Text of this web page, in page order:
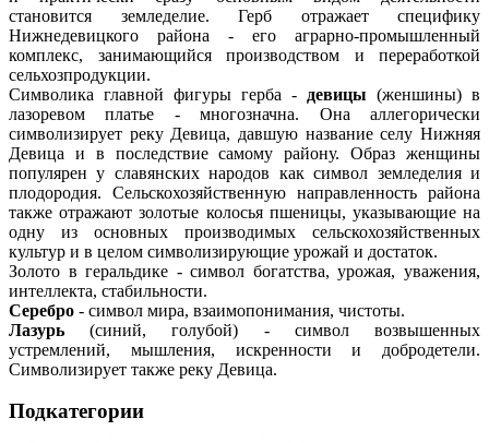
становится земледелие. Герб отражает специфику
Нижнедевицкого района - его аграрно-промышленный
комплекс, занимающийся производством и переработкой
сельхозпродукции.
Символика главной фигуры герба - девицы (женшины) в
лазоревом платье - многозначна. Она аллегорически
символизирует реку Девица, давшую название селу Нижняя
Девица и в последствие самому району. Образ женщины
популярен у славянских народов как символ земледелия и
плодородия. Сельскохозяйственную направленность района
также отражают золотые колосья пшеницы, указывающие на
одну из основных производимых сельскохозяйственных
культур и в целом символизирующие урожай и достаток.
Золото в геральдике - символ богатства, урожая, уважения,
интеллекта, стабильности.
Серебро - символ мира, взаимопонимания, чистоты.
Лазурь (синий, голубой) - символ возвышенных
устремлений, мышления, искренности и добродетели.
Символизирует также реку Девица.
Подкатегории